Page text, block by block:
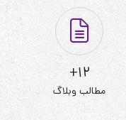
12+
مطالب وبلاگ